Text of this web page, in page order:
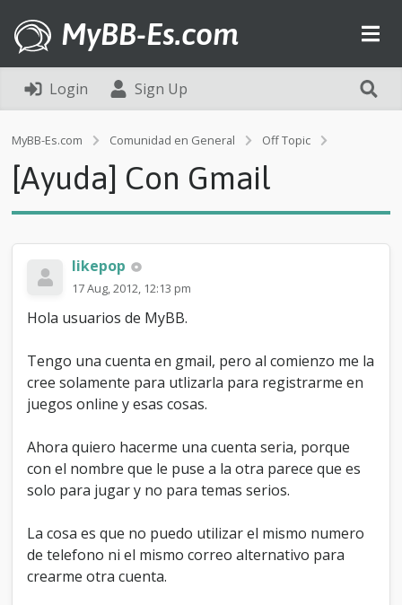
MyBB-Es.com
Login Sign Up
MyBB-Es.com Comunidad en General Off Topic
d
]
l
[Ayuda] Con Gmail
likepop
17 Aug, 2012, 12:13 pm
Hola usuarios de MyBB.
Tengo una cuenta en gmail, pero al comienzo me la
cree solamente para utlizarla para registrarme en
juegos online y esas cosas.
Ahora quiero hacerme una cuenta seria, porque
con el nombre que le puse a la otra parece que es
solo para jugar y no para temas serios.
La cosa es que no puedo utilizar el mismo numero
de telefono ni el mismo correo alternativo para
crearme otra cuenta.